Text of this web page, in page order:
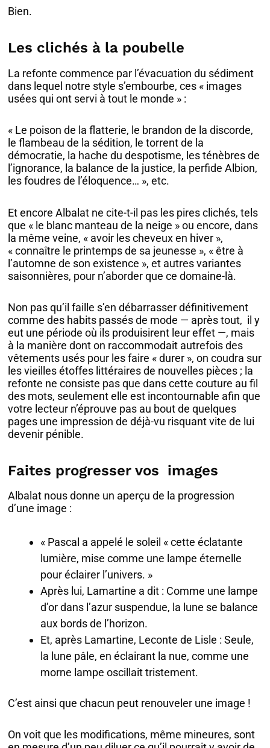
Bien.
Les clichés à la poubelle
La refonte commence par l’évacuation du sédiment
dans lequel notre style s’embourbe, ces « images
usées qui ont servi à tout le monde » :
« Le poison de la flatterie, le brandon de la discorde,
le flambeau de la sédition, le torrent de la
démocratie, la hache du despotisme, les ténèbres de
l’ignorance, la balance de la justice, la perfide Albion,
les foudres de l’éloquence… », etc.
Et encore Albalat ne cite-t-il pas les pires clichés, tels
que « le blanc manteau de la neige » ou encore, dans
la même veine, « avoir les cheveux en hiver »,
« connaître le printemps de sa jeunesse », « être à
l’automne de son existence », et autres variantes
saisonnières, pour n’aborder que ce domaine-là.
Non pas qu’il faille s’en débarrasser définitivement
comme des habits passés de mode — après tout, il y
eut une période où ils produisirent leur effet —, mais
à la manière dont on raccommodait autrefois des
vêtements usés pour les faire « durer », on coudra sur
les vieilles étoffes littéraires de nouvelles pièces ; la
refonte ne consiste pas que dans cette couture au fil
des mots, seulement elle est incontournable afin que
votre lecteur n’éprouve pas au bout de quelques
pages une impression de déjà-vu risquant vite de lui
devenir pénible.
Faites progresser vos images
Albalat nous donne un aperçu de la progression
d’une image :
« Pascal a appelé le soleil « cette éclatante
lumière, mise comme une lampe éternelle
pour éclairer l’univers. »
Après lui, Lamartine a dit : Comme une lampe
d’or dans l’azur suspendue, la lune se balance
aux bords de l’horizon.
Et, après Lamartine, Leconte de Lisle : Seule,
la lune pâle, en éclairant la nue, comme une
morne lampe oscillait tristement.
C’est ainsi que chacun peut renouveler une image !
On voit que les modifications, même mineures, sont